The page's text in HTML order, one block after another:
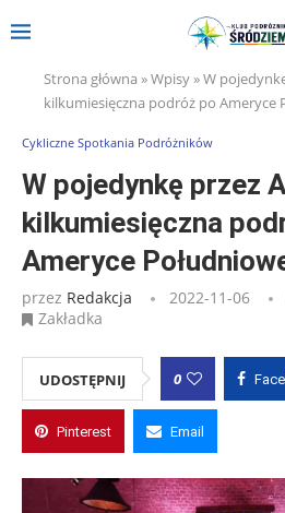
Strona główna »Wpisy»W
kilkumiesięczna podróż po Ameryce
Cykliczne Spotkania Podróżników
W pojedynkę przez
kilkumiesięczna
Ameryce
przez Redakcja 2022-11-06
Zakładka
UDOSTĘPNIJ 0
Pinterest Email